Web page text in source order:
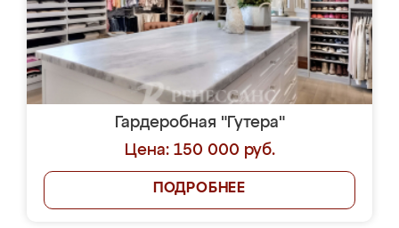
Гардеробная "Гутера"
Цена: 150 000 руб.
ПОДРОБНЕЕ